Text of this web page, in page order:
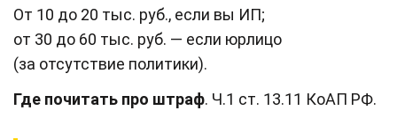
От 10 до 20 тыс. руб., если вы ИП;
от 30 до 60 тыс. руб. — если юрлицо
(за отсутствие политики).
Где почитать про штраф. Ч.1 ст. 13.11 КоАП РФ.